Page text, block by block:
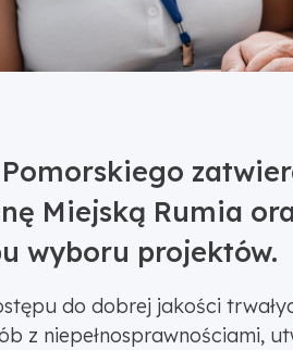
Miejską Rumia
wyboru projektów.
do dobrej jakości
z niepełnosprawnościami,